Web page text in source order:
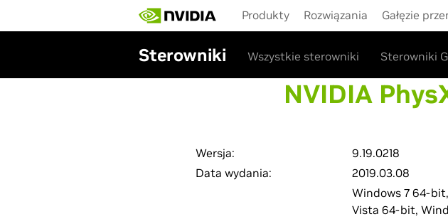
main
Produkty Rozwiązania Gałęzie
Sterowniki Wszystkie sterowniki Sterowniki
NVIDIA
Wersja:
9.19.0218
Data wydania:
2019.03.08
Windows 7 64-
Vista 64-bit,